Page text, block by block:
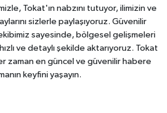
Tokat'ın nabzını tutuyor, ilimizin ve
sizlerle paylaşıyoruz. Güvenilir
sayesinde, bölgesel gelişmeleri
ve detaylı şekilde aktarıyoruz. Tokat
zaman en güncel ve güvenilir habere
keyfini yaşayın.